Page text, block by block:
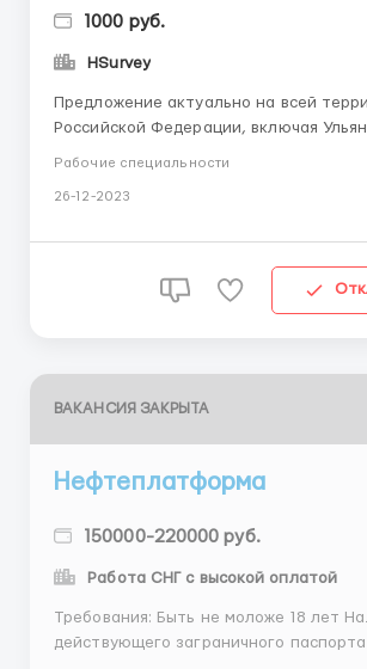
1000 руб.
HSurvey
Предложение актуально на всей
Российской Федерации, включая
сайте размещения – в шапке вакансии.
Рабочие специальности
26-12-2023
ВАКАНСИЯ ЗАКРЫТА
Нефтеплатформа
150000-220000 руб.
Работа СНГ c высокой оплатой
Требования: Быть не моложе 18 лет Наличие
действующего заграничного паспорта Уметь